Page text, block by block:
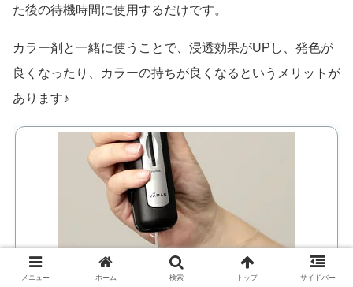
た後の待機時間に使用するだけです。
カラー剤と一緒に使うことで、浸透効果がUPし、発色が
良くなったり、カラーの持ちが良くなるというメリットが
あります♪
メニュー ホーム 検索 トップ サイドバー